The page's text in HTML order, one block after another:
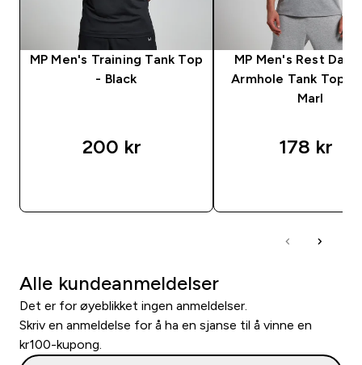
MP Men's Training Tank Top
- Black
200 kr‎
MP Men's Rest Day
Armhole Tank Top -
Marl
178 kr‎
Alle kundeanmeldelser
Det er for øyeblikket ingen anmeldelser.
Skriv en anmeldelse for å ha en sjanse til å vinne en
kr100-kupong.